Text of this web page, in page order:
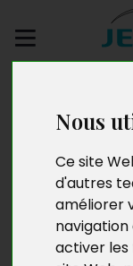
Nous
Ce site
d'autres
améliorer
navigation
activer les
Carole
Née le 2 juin